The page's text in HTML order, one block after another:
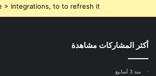
> Integrations, to to refresh it.
أكثر المشاركات مشاهدة
منذ 3 أسابيع